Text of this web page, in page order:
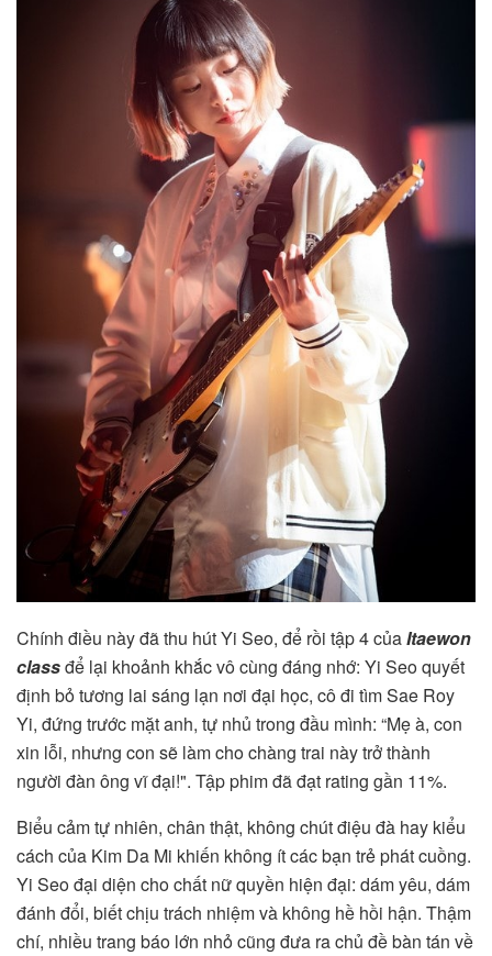
Chính điều này đã thu hút Yi Seo, để rồi tập 4 củaItaewon
classđể lại khoảnh khắc vô cùng đáng nhớ: Yi Seo quyết
định bỏ tương lai sáng lạn nơi đại học, cô đi tìm Sae Roy
Yi, đứng trước mặt anh, tự nhủ trong đầu mình: “Mẹ à, con
xin lỗi, nhưng con sẽ làm cho chàng trai này trở thành
người đàn ông vĩ đại!". Tập phim đã đạt rating gần 11%.
Biểu cảm tự nhiên, chân thật, không chút điệu đà hay kiểu
cách của Kim Da Mi khiến không ít các bạn trẻ phát cuồng.
Yi Seo đại diện cho chất nữ quyền hiện đại: dám yêu, dám
đánh đổi, biết chịu trách nhiệm và không hề hồi hận. Thậm
chí, nhiều trang báo lớn nhỏ cũng đưa ra chủ đề bàn tán về